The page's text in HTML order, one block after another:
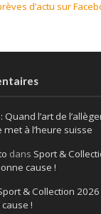
d’actu sur
Quand l’art de
à l’heure suisse
dans Sport &
cause !
& Collection 2026
!